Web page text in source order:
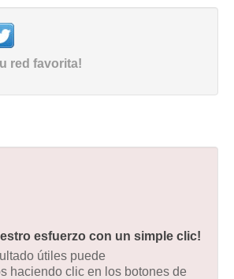
red favorita!
esfuerzo con un simple clic!
útiles puede
haciendo clic en los botones de